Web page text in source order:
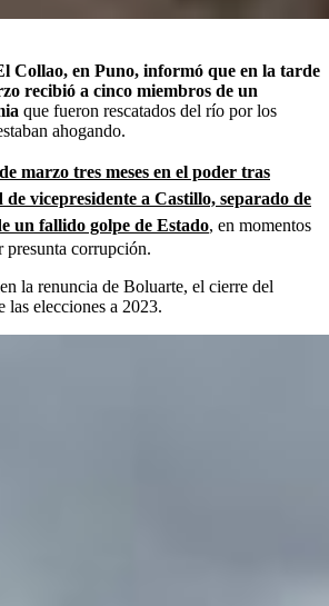
Collao, en Puno, informó que en la tarde
recibió a cinco miembros de un
que fueron rescatados del río por los
ahogando.
marzo tres meses en el poder tras
vicepresidente a Castillo, separado de
un fallido golpe de Estado, en momentos
presunta corrupción.
la renuncia de Boluarte, el cierre del
las elecciones a 2023.